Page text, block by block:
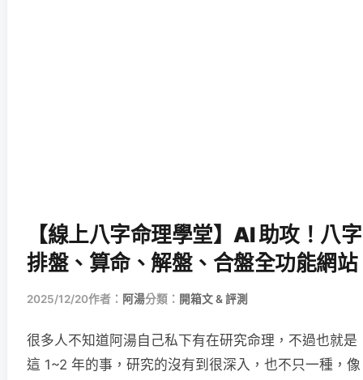
【線上八字命理學堂】AI 助攻！八字
排盤、算命、解盤、合盤全功能網站
2025/12/20作者： 阿湯分類： 開箱文 & 評測
很多人不知道阿湯自己私下有在研究命理，不過也就是
這 1~2 年的事，研究的沒有到很深入，也不只一種，像